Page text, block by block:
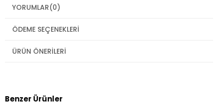
YORUMLAR(0)
ÖDEME SEÇENEKLERI
ÜRÜN ÖNERILERI
Benzer Ürünler